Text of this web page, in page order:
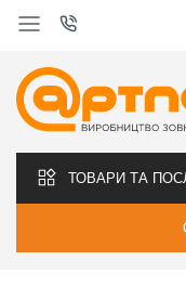
ТОВАРИ ТА